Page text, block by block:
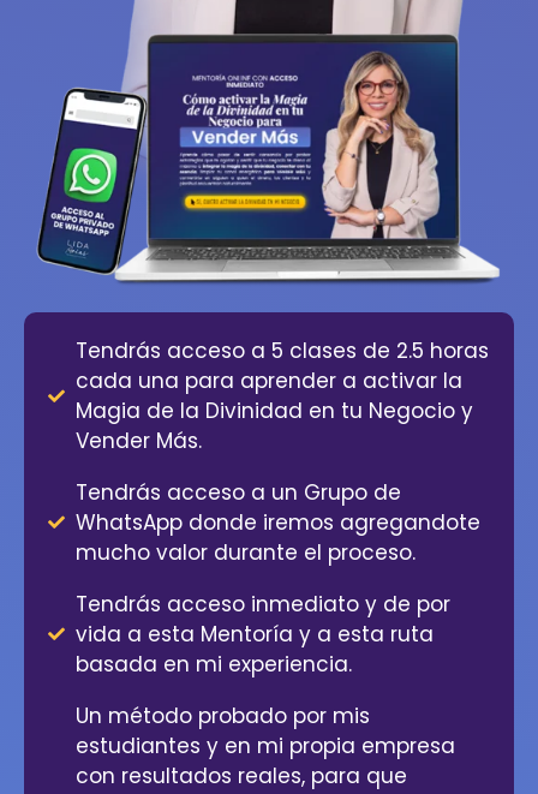
Tendrás acceso a 5 clases de 2.5 horas
cada una para aprender a activar la
Magia de la Divinidad en tu Negocio y
Vender Más.
Tendrás acceso a un Grupo de
WhatsApp donde iremos agregandote
mucho valor durante el proceso.
Tendrás acceso inmediato y de por
vida a esta Mentoría y a esta ruta
basada en mi experiencia.
Un método probado por mis
estudiantes y en mi propia empresa
con resultados reales, para que